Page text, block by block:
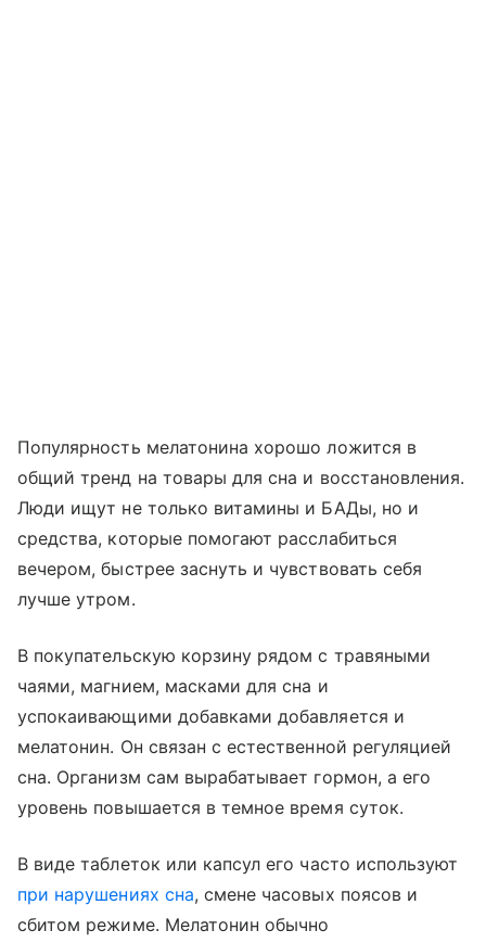
Популярность мелатонина хорошо ложится в
общий тренд на товары для сна и восстановления.
Люди ищут не только витамины и БАДы, но и
средства, которые помогают расслабиться
вечером, быстрее заснуть и чувствовать себя
лучше утром.
В покупательскую корзину рядом с травяными
чаями, магнием, масками для сна и
успокаивающими добавками добавляется и
мелатонин. Он связан с естественной регуляцией
сна. Организм сам вырабатывает гормон, а его
уровень повышается в темное время суток.
В виде таблеток или капсул его часто используют
при нарушениях сна, смене часовых поясов и
сбитом режиме. Мелатонин обычно